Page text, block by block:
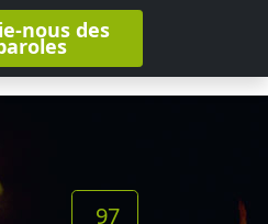
nous des
97